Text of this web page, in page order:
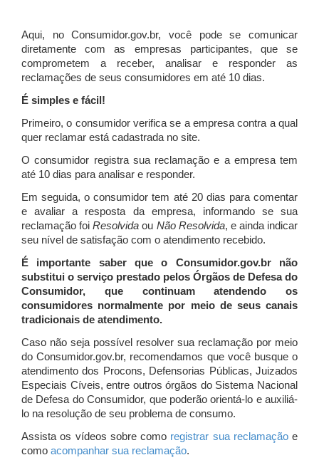
Aqui, no Consumidor.gov.br, você pode se comunicar
diretamente com as empresas participantes, que se
comprometem a receber, analisar e responder as
reclamações de seus consumidores em até 10 dias.
É simples e fácil!
Primeiro, o consumidor verifica se a empresa contra a qual
quer reclamar está cadastrada no site.
O consumidor registra sua reclamação e a empresa tem
até 10 dias para analisar e responder.
Em seguida, o consumidor tem até 20 dias para comentar
e avaliar a resposta da empresa, informando se sua
reclamação foiResolvida ou Não Resolvida, e ainda indicar
seu nível de satisfação com o atendimento recebido.
É importante saber que o Consumidor.gov.br não
substitui o serviço prestado pelos Órgãos de Defesa do
Consumidor, que continuam atendendo os
consumidores normalmente por meio de seus canais
tradicionais de atendimento.
Caso não seja possível resolver sua reclamação por meio
do Consumidor.gov.br, recomendamos que você busque o
atendimento dos Procons, Defensorias Públicas, Juizados
Especiais Cíveis, entre outros órgãos do Sistema Nacional
de Defesa do Consumidor, que poderão orientá-lo e auxiliá-
lo na resolução de seu problema de consumo.
Assista os vídeos sobre como registrar sua reclamaçãoe
como acompanhar sua reclamação.